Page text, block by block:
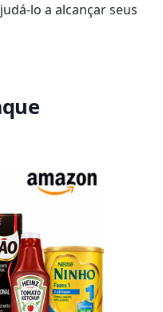
lo a alcançar seus